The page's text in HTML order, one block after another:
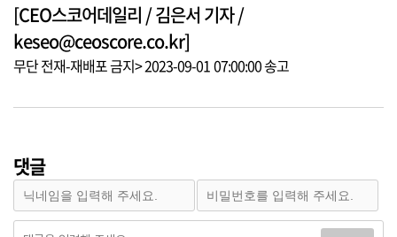
[CEO스코어데일리 / 김은서 기자 /
keseo@ceoscore.co.kr]
무단 전재-재배포 금지> 2023-09-01 07:00:00 송고
댓글